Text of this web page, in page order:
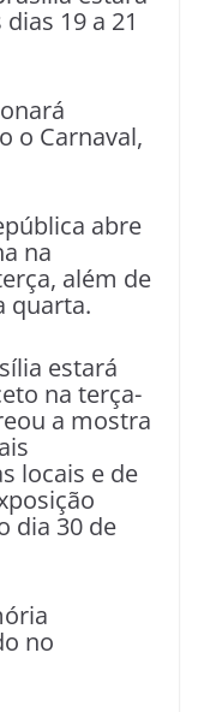
19 a 21
o Carnaval,
abre
na
além de
quarta.
estará
na terça-
a mostra
locais e de
dia 30 de
no